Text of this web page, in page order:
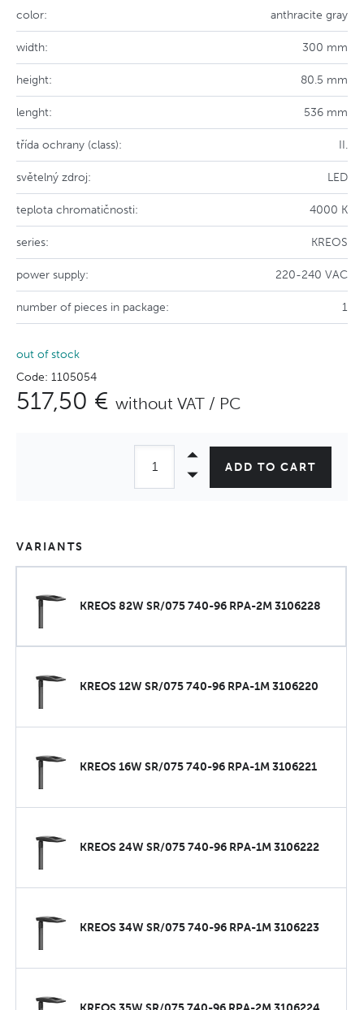
color: anthracite gray
width: 300 mm
height: 80.5 mm
lenght: 536 mm
třída ochrany (class): II.
světelný zdroj: LED
teplota chromatičnosti: 4000 K
series: KREOS
power supply: 220-240 VAC
number of pieces in package: 1
out of stock
Code: 1105054
517,50 € without VAT / PC
ADD TO CART
VARIANTS
KREOS 82W SR/075 740-96 RPA-2M 3106228
KREOS 12W SR/075 740-96 RPA-1M 3106220
KREOS 16W SR/075 740-96 RPA-1M 3106221
KREOS 24W SR/075 740-96 RPA-1M 3106222
KREOS 34W SR/075 740-96 RPA-1M 3106223